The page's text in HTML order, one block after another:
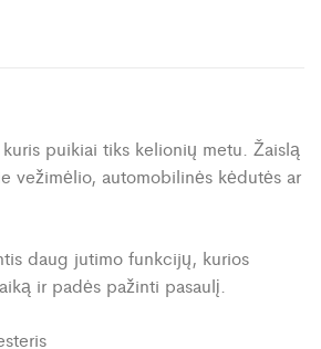
puikiai tiks kelionių metu. Žaislą
vežimėlio, automobilinės kėdutės ar
daug jutimo funkcijų, kurios
ir padės pažinti pasaulį.